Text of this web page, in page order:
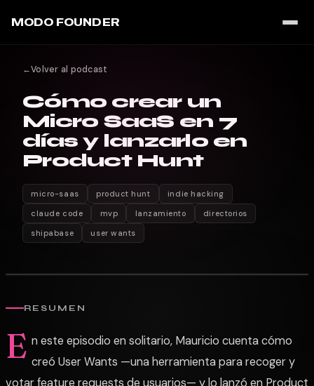
MODO FOUNDER
←Volver al podcast
Cómo crear un
Micro SaaS en 7
días y lanzarlo en
Product Hunt
micro-saas product hunt
indie hacking
claude code
mvp lanzamiento
directorios
shipabase
user wants
RESUMEN
E n este episodio en solitario, Mauricio cuenta cómo
creó User Wants —una herramienta para recoger y
votar feature requests de usuarios— y lo lanzó en Product